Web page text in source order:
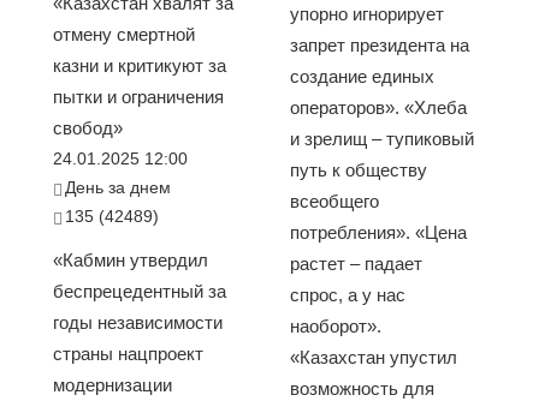
отмену смертной
казни и критикуют за
пытки и ограничения
свобод»
24.01.2025 12:00
День за днем
135 (42489)
«Кабмин утвердил
беспрецедентный за
годы независимости
страны нацпроект
модернизации
упорно игнорирует
запрет президента на
создание единых
операторов». «Хлеба
и зрелищ – тупиковый
путь к обществу
всеобщего
потребления». «Цена
растет – падает
спрос, а у нас
наоборот».
«Казахстан упустил
возможность для